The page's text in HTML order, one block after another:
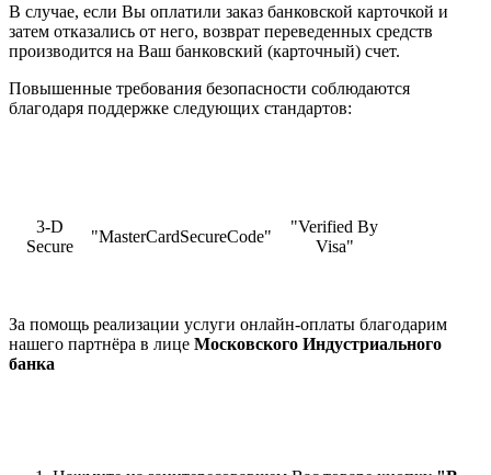
В случае, если Вы оплатили заказ банковской карточкой и
затем отказались от него, возврат переведенных средств
производится на Ваш банковский (карточный) счет.
Повышенные требования безопасности соблюдаются
благодаря поддержке следующих стандартов:
3-D
Secure
"MasterCardSecureCode"
"Verified By
Visa"
За помощь реализации услуги онлайн-оплаты благодарим
нашего партнёра в лице Московского Индустриального
банка